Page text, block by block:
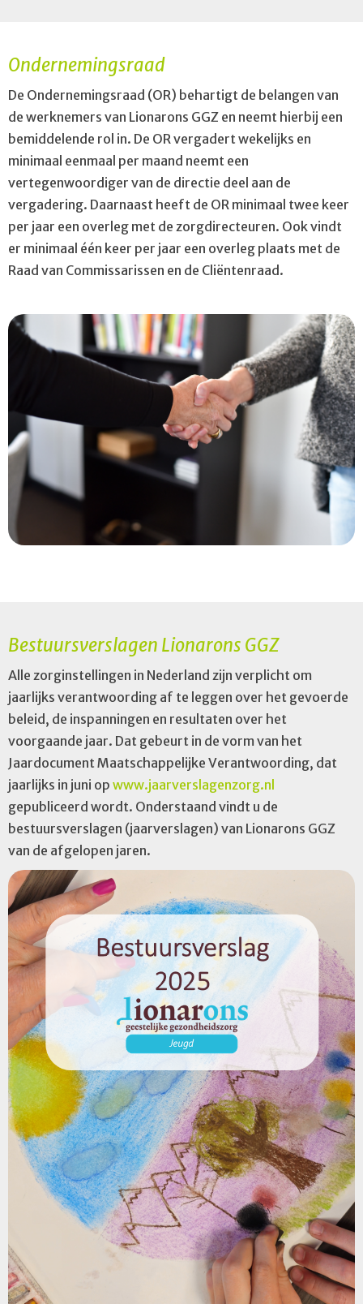
Ondernemingsraad
De Ondernemingsraad (OR) behartigt de belangen van
de werknemers van Lionarons GGZ en neemt hierbij een
bemiddelende rol in. De OR vergadert wekelijks en
minimaal eenmaal per maand neemt een
vertegenwoordiger van de directie deel aan de
vergadering. Daarnaast heeft de OR minimaal twee keer
per jaar een overleg met de zorgdirecteuren. Ook vindt
er minimaal één keer per jaar een overleg plaats met de
Raad van Commissarissen en de Cliëntenraad.
Bestuursverslagen Lionarons GGZ
Alle zorginstellingen in Nederland zijn verplicht om
jaarlijks verantwoording af te leggen over het gevoerde
beleid, de inspanningen en resultaten over het
voorgaande jaar. Dat gebeurt in de vorm van het
Jaardocument Maatschappelijke Verantwoording, dat
jaarlijks in juni op www.jaarverslagenzorg.nl
gepubliceerd wordt. Onderstaand vindt u de
bestuursverslagen (jaarverslagen) van Lionarons GGZ
van de afgelopen jaren.